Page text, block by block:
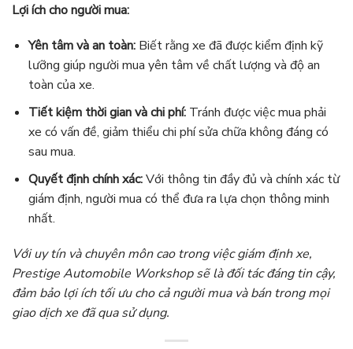
Lợi ích cho người mua:
Yên tâm và an toàn:Biết rằng xe đã được kiểm định kỹ
lưỡng giúp người mua yên tâm về chất lượng và độ an
toàn của xe.
Tiết kiệm thời gian và chi phí:Tránh được việc mua phải
xe có vấn đề, giảm thiểu chi phí sửa chữa không đáng có
sau mua.
Quyết định chính xác:Với thông tin đầy đủ và chính xác từ
giám định, người mua có thể đưa ra lựa chọn thông minh
nhất.
Với uy tín và chuyên môn cao trong việc giám định xe,
Prestige Automobile Workshop sẽ là đối tác đáng tin cậy,
đảm bảo lợi ích tối ưu cho cả người mua và bán trong mọi
giao dịch xe đã qua sử dụng.